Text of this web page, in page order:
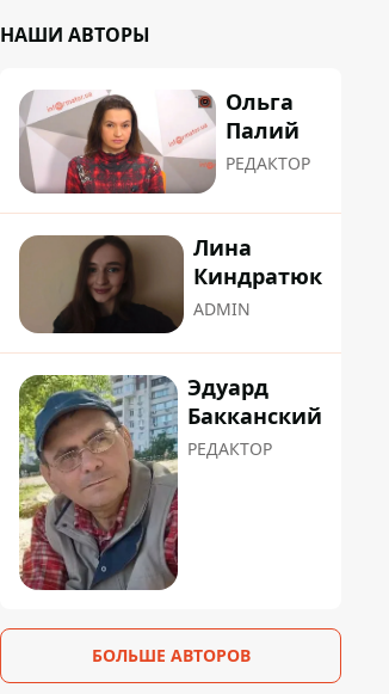
НАШИ АВТОРЫ
Ольга
Палий
РЕДАКТОР
Лина
Киндратюк
ADMIN
Эдуард
Бакканский
РЕДАКТОР
БОЛЬШЕ АВТОРОВ